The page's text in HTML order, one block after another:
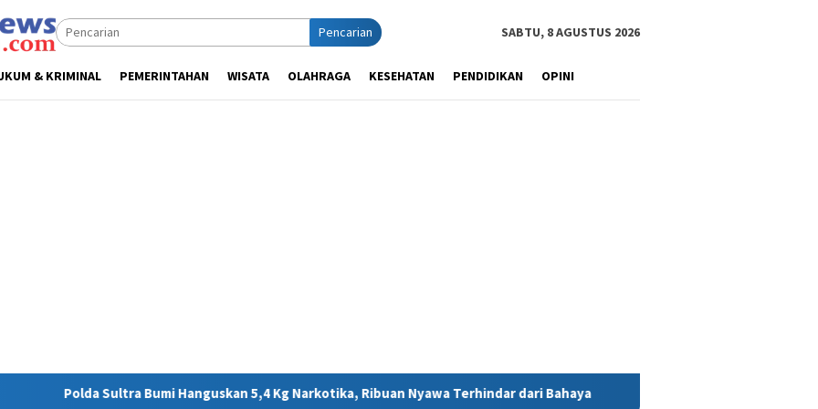
Pencarian SABTU, 8 AGUSTUS 2026
& KRIMINAL PEMERINTAHAN WISATA OLAHRAGA KESEHATAN PENDIDIKAN OPINI
Hanguskan 5,4 Kg Narkotika, Ribuan Nyawa Terhindar dari Bahaya MIND ID Tegaskan Dukungan Penuh Bagi PT